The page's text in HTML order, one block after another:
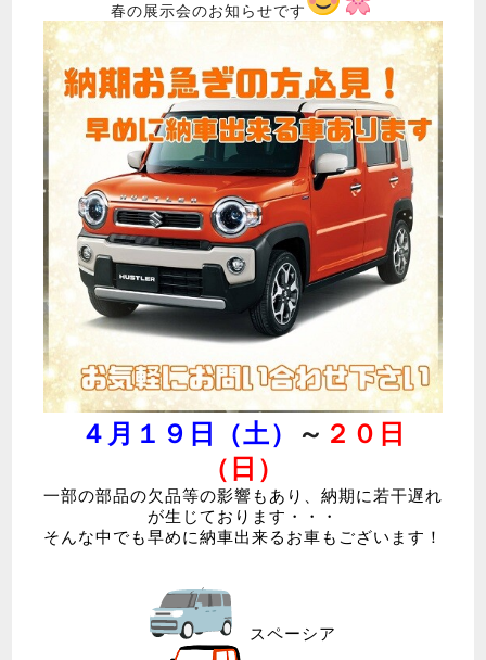
春の展示会のお知らせです
４月１９日（土） ～ ２０日
（日）
一部の部品の欠品等の影響もあり、納期に若干遅れ
が生じております・・・
そんな中でも早めに納車出来るお車もございます！
スペーシア